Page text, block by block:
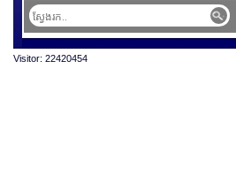
Visitor: 22420454